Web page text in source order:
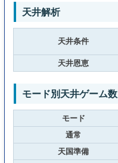
天井解析
天井条件
天井恩恵
モード別天井ゲーム数
モード
通常
天国準備